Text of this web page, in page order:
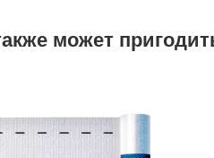
может